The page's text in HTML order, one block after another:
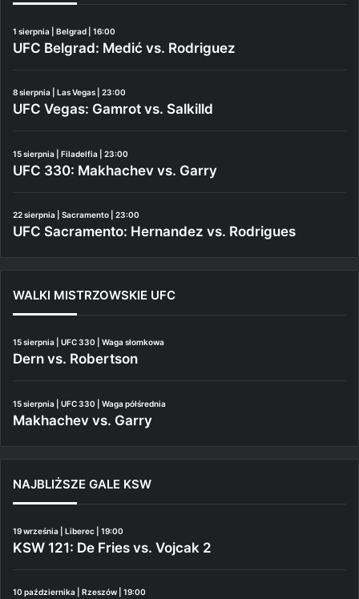
1 sierpnia | Belgrad | 16:00
UFC Belgrad: Medić vs. Rodriguez
8 sierpnia | Las Vegas | 23:00
UFC Vegas: Gamrot vs. Salkilld
15 sierpnia | Filadelfia | 23:00
UFC 330: Makhachev vs. Garry
22 sierpnia | Sacramento | 23:00
UFC Sacramento: Hernandez vs. Rodrigues
WALKI MISTRZOWSKIE UFC
15 sierpnia | UFC 330 | Waga słomkowa
Dern vs. Robertson
15 sierpnia | UFC 330 | Waga półśrednia
Makhachev vs. Garry
NAJBLIŻSZE GALE KSW
19 września | Liberec | 19:00
KSW 121: De Fries vs. Vojcak 2
10 października | Rzeszów | 19:00